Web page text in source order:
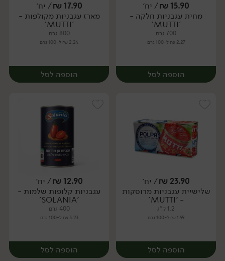
יח׳ יח׳
15.90
₪/ יח׳
מחית עגבניות חלקה -
'MUTTI'
700 גרם
2.27 ₪ ל-100 גרם
הוספה לסל
יח׳
17.90
₪/ יח׳
מארז עגבניות מקולפות -
'MUTTI'
800 גרם
2.24 ₪ ל-100 גרם
הוספה לסל
יח׳
23.90
₪/ יח׳
שלישיית עגבניות מרוסקות
- 'MUTTI'
1.2 ק"ג
1.99 ₪ ל-100 גרם
הוספה לסל
12.90
₪/ יח׳
עגבניות קלופות שלמות -
'SOLANIA'
400 גרם
3.23 ₪ ל-100 גרם
הוספה לסל